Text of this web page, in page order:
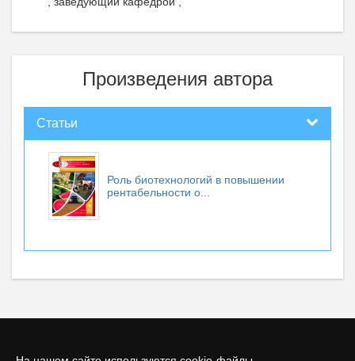
Произведения автора
Статьи
Роль биотехнологий в повышении
рентабельности о...